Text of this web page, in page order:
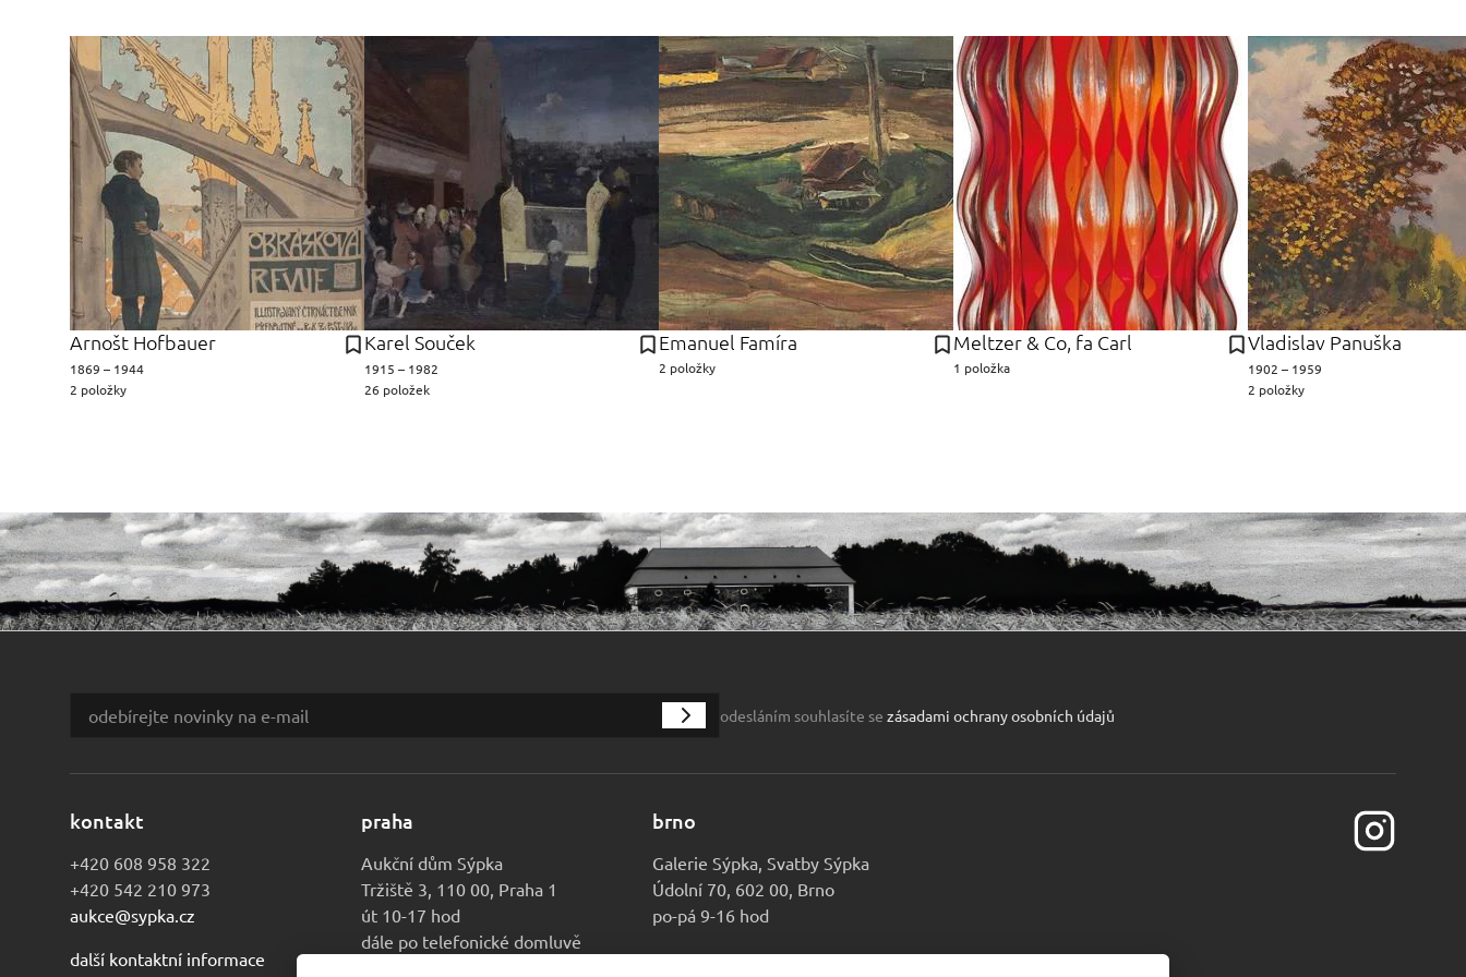
Arnošt Hofbauer
1869 – 1944
2 položky
Karel Souček
1915 – 1982
26 položek
Emanuel Famíra
2 položky
Meltzer & Co, fa Carl
1 položka
Vladislav Panuška
1902 – 1959
2 položky
odesláním souhlasíte se zásadami ochrany osobních údajů
kontakt
+420 608 958 322
+420 542 210 973
aukce@sypka.cz
další kontaktní informace
praha
Aukční dům Sýpka
Tržiště 3, 110 00, Praha 1
út 10-17 hod
dále po telefonické domluvě
brno
Galerie Sýpka, Svatby Sýpka
Údolní 70, 602 00, Brno
po-pá 9-16 hod